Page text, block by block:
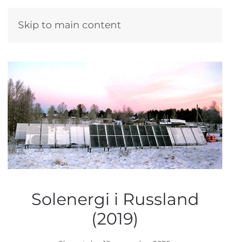
Skip to main content
Solenergi i Russland
(2019)